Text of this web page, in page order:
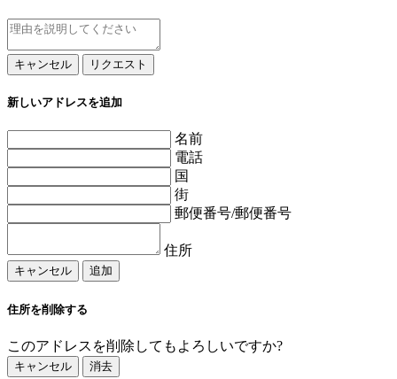
キャンセル リクエスト
新しいアドレスを追加
名前
電話
国
街
郵便番号/郵便番号
住所
キャンセル 追加
住所を削除する
このアドレスを削除してもよろしいですか?
キャンセル 消去